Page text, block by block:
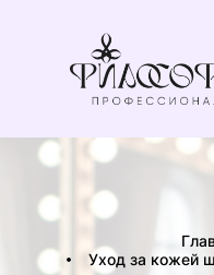
Уход за кожей